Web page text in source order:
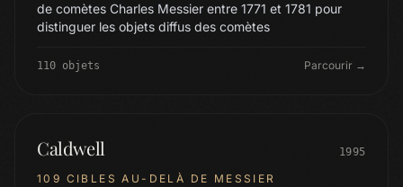
de comètes Charles Messier entre 1771 et 1781 pour
distinguer les objets diffus des comètes
110 objets Parcourir →
Caldwell 1995
109 CIBLES AU-DELÀ DE MESSIER